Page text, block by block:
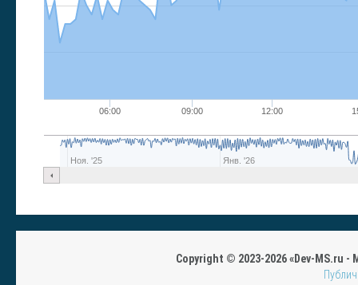
06:00 09:00 12:00
Ноя. '25 Янв. '26
Copyright © 2023-2026 «Dev-MS.ru -